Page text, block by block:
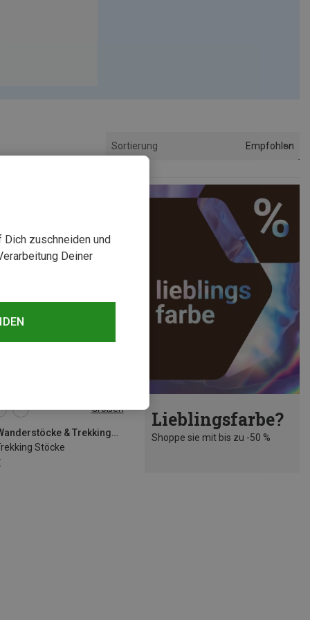
Sortierung Empfohlen
Größen
CMP | Wanderstöcke & Trekkingstöcke
Stöcke
Lieblingsfarbe?
Shoppe sie mit bis zu -50 %
zuschneiden und
Deiner